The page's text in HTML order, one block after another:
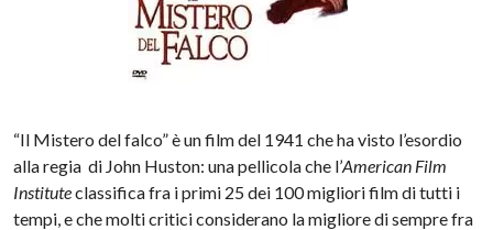
“Il Mistero del falco” è un film del 1941 che ha visto l’esordio
alla regia di John Huston: una pellicola che l’American Film
Instituteclassifica fra i primi 25 dei 100 migliori film di tutti i
tempi, e che molti critici considerano la migliore di sempre fra